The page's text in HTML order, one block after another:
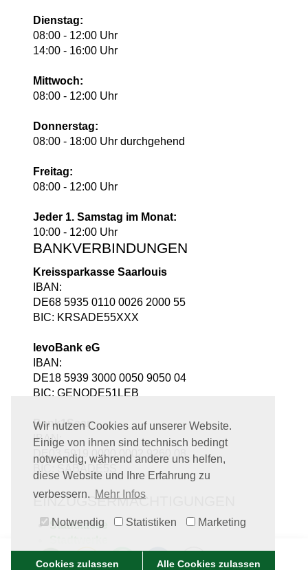
Wir nutzen Cookies auf unserer Website.
Einige von ihnen sind technisch bedingt
notwendig, während andere uns helfen,
diese Website und Ihre Erfahrung zu
verbessern. Mehr Infos
Notwendig Statistiken Marketing
Cookies zulassen Alle Cookies zulassen
Dienstag:
08:00 - 12:00 Uhr
14:00 - 16:00 Uhr
Mittwoch:
08:00 - 12:00 Uhr
Donnerstag:
08:00 - 18:00 Uhr durchgehend
Freitag:
08:00 - 12:00 Uhr
Jeder 1. Samstag im Monat:
10:00 - 12:00 Uhr
BANKVERBINDUNGEN
Kreissparkasse Saarlouis
IBAN:
DE68 5935 0110 0026 2000 55
BIC: KRSADE55XXX
levoBank eG
IBAN:
DE18 5939 3000 0050 9050 04
BIC: GENODE51LEB
Bank1Saar
IBAN:
DE03 5919 0000 0002 9260 08
BIC: SABADE5S
EINZUGSERMÄCHTIGUNGEN
Stadtkasse